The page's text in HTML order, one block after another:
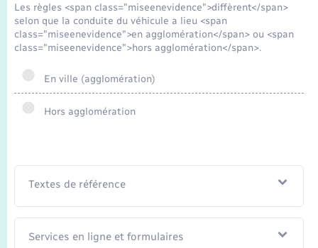
Organisation d’événement
Seniors
Voirie et espace public
Les règles <span class="miseenevidence">diffèrent</span>
selon que la conduite du véhicule a lieu <span
class="miseenevidence">en agglomération</span> ou <span
class="miseenevidence">hors agglomération</span>.
En ville (agglomération)
Hors agglomération
Textes de référence
Services en ligne et formulaires